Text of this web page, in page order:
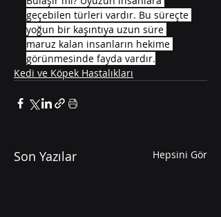
geçebilen türleri vardır. Bu süreçte
yoğun bir kaşıntıya uzun süre
maruz kalan insanların hekime
görünmesinde fayda vardır.
Kedi ve Köpek Hastalıkları
Son Yazılar Hepsini Gör